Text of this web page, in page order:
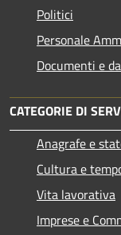
Politici
Personale
Documenti e
CATEGORIE DI
Anagrafe e
Cultura e
Vita lavorativa
Imprese e